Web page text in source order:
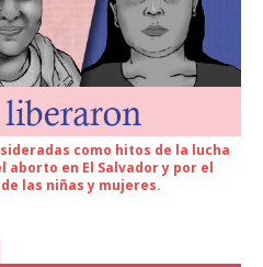
como hitos de la lucha
aborto en El Salvador y por el
las niñas y mujeres.